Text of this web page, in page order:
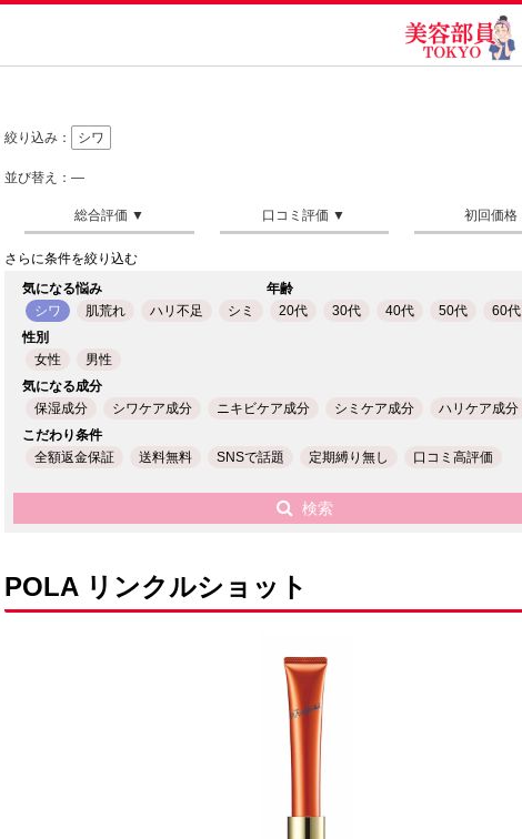
絞り込み： シワ
並び替え：―
さらに条件を絞り込む
気になる悩み
シワ
肌荒れ ハリ不足 シミ
年齢
20代
30代 40代 50代
60代
性別
女性
男性
気になる成分
保湿成分
シワケア成分 ニキビケア成分 シミケア成分
ハリケア成分
こだわり条件
全額返金保証
送料無料 SNSで話題 定期縛り無し 口コミ高評価
検索
POLA リンクルショット